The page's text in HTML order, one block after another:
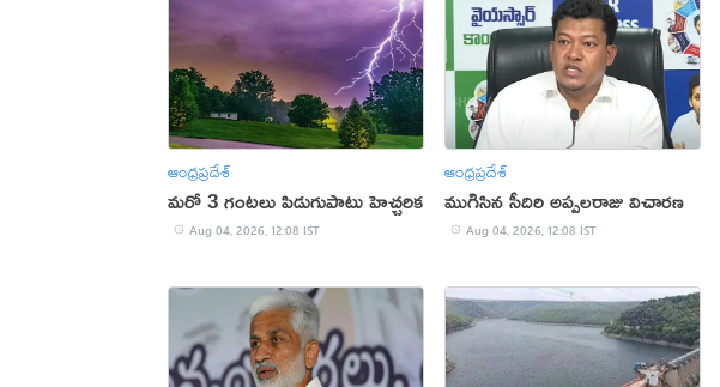
ఆంధ్రప్రదేశ్
మరో 3 గంటలు పిడుగుపాటు హెచ్చరిక
Aug 04, 2026, 12:08 IST
ఆంధ్రప్రదేశ్
ముగిసిన సీదిరి అప్పలరాజు విచారణ
Aug 04, 2026, 12:08 IST